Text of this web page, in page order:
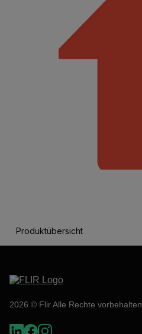
Produktübersicht
2026 © Flir Alle Rechte vorbehalten.